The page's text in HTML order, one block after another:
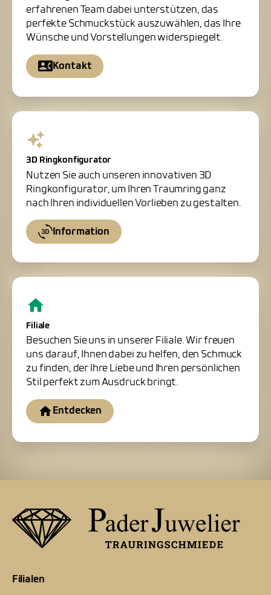
erfahrenen Team dabei unterstützen, das
perfekte Schmuckstück auszuwählen, das Ihre
Wünsche und Vorstellungen widerspiegelt.
Kontakt
3D Ringkonfigurator
Nutzen Sie auch unseren innovativen 3D
Ringkonfigurator, um Ihren Traumring ganz
nach Ihren individuellen Vorlieben zu gestalten.
Information
Filiale
Besuchen Sie uns in unserer Filiale. Wir freuen
uns darauf, Ihnen dabei zu helfen, den Schmuck
zu finden, der Ihre Liebe und Ihren persönlichen
Stil perfekt zum Ausdruck bringt.
Entdecken
Filialen